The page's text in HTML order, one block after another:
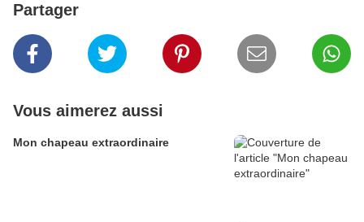
Partager
Vous aimerez aussi
Mon chapeau extraordinaire